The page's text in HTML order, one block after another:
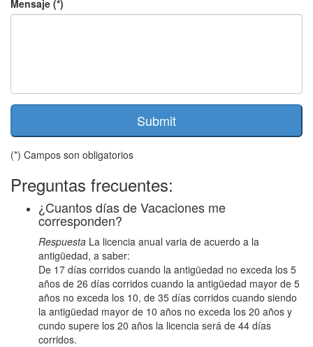
Mensaje (*)
Submit
(*) Campos son obligatorios
Preguntas frecuentes:
¿Cuantos días de Vacaciones me
corresponden?
Respuesta La licencia anual varia de acuerdo a la
antigüedad, a saber:
De 17 días corridos cuando la antigüedad no exceda los 5
años de 26 días corridos cuando la antigüedad mayor de 5
años no exceda los 10, de 35 días corridos cuando siendo
la antigüedad mayor de 10 años no exceda los 20 años y
cundo supere los 20 años la licencia será de 44 días
corridos.